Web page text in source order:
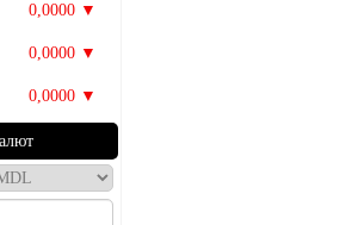
0,0000 ▼
0,0000 ▼
0,0000 ▼